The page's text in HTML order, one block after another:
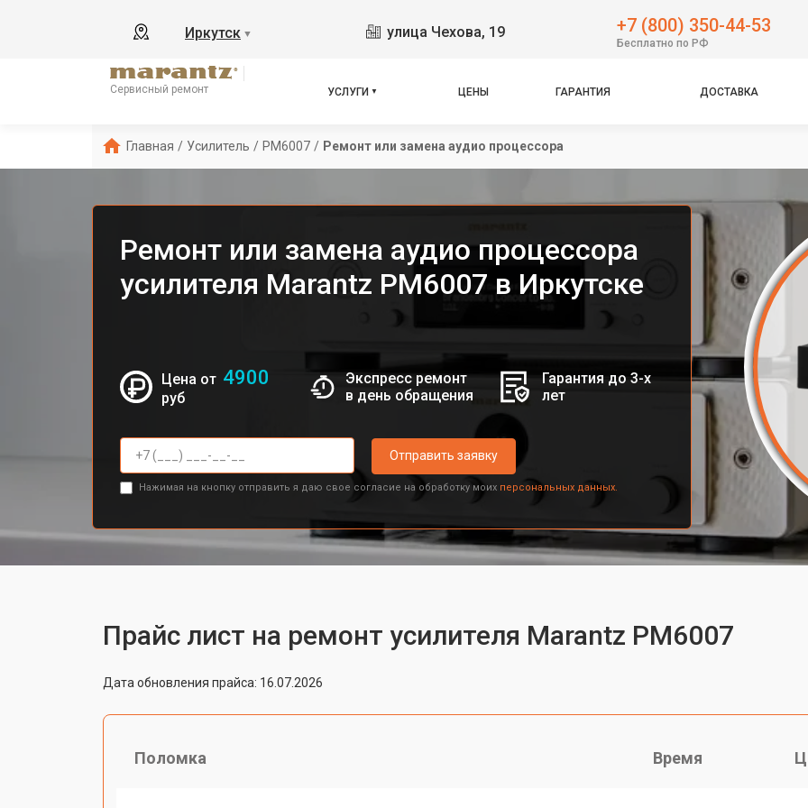
Иркутск ▼ улица Чехова, 19 +7 (800) 350-44-53
Бесплатно по РФ
Сервисный ремонт УСЛУГИ ЦЕНЫ ГАРАНТИЯ ДОСТАВКА
Главная / Усилитель / PM6007 / Ремонт или замена аудио процессора
Ремонт или замена аудио процессора
усилителя Marantz PM6007 в Иркутске
Цена от 4900
руб
Экспресс ремонт
в день обращения
Гарантия до 3-х
лет
Отправить заявку
Нажимая на кнопку отправить я даю свое согласие на обработку моих персональных данных.
Прайс лист на ремонт усилителя Marantz PM6007
Дата обновления прайса: 16.07.2026
Поломка Время